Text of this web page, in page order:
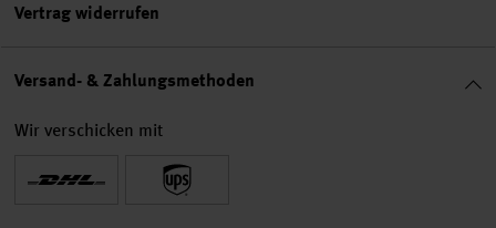
Vertrag widerrufen
Versand- & Zahlungsmethoden
Wir verschicken mit